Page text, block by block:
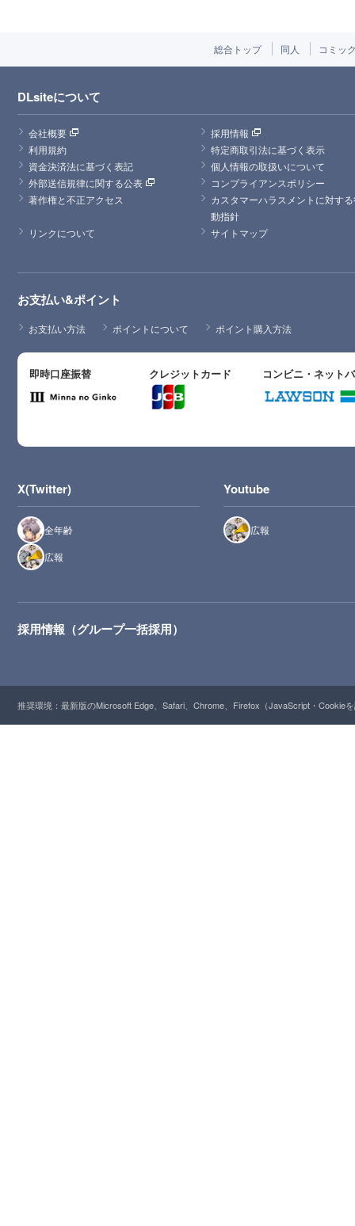
総合トップ 同人 コミッ
DLsiteについて
会社概要
採用情報
利用規約
特定商取引法に基づく表示
資金決済法に基づく表記
個人情報の取扱いについて
外部送信規律に関する公表
コンプライアンスポリシー
著作権と不正アクセス
カスタマーハラスメントに対す
動指針
リンクについて
サイトマップ
お支払い&ポイント
お支払い方法 ポイントについて ポイント購入方法
即時口座振替 クレジットカード コンビニ・ネット
X(Twitter)
全年齢
広報
Youtube
広報
採用情報（グループ一括採用）
推奨環境：最新版のMicrosoft Edge、Safari、Chrome、Firefox（JavaScript・Cookie